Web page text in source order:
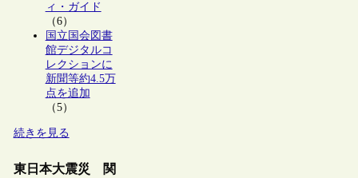
ィ・ガイド
（6）
国立国会図書
館デジタルコ
レクションに
新聞等約4.5万
点を追加
（5）
続きを見る
東日本大震災 関